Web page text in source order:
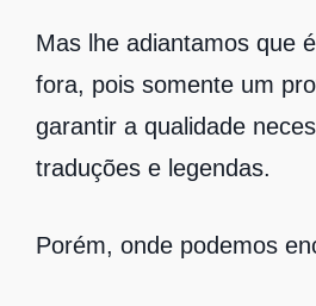
Mas lhe adiantamos que
fora, pois somente um
garantir a qualidade
traduções e legendas.
Porém, onde podemos